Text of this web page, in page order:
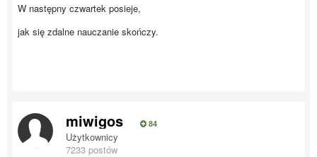
W następny czwartek posieje,
jak się zdalne nauczanie skończy.
miwigos 84
Użytkownicy
7233 postów